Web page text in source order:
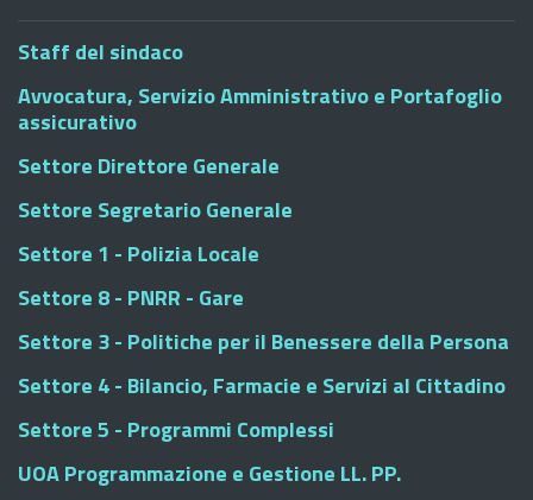
Staff del sindaco
Avvocatura, Servizio Amministrativo e Portafoglio
assicurativo
Settore Direttore Generale
Settore Segretario Generale
Settore 1 - Polizia Locale
Settore 8 - PNRR - Gare
Settore 3 - Politiche per il Benessere della Persona
Settore 4 - Bilancio, Farmacie e Servizi al Cittadino
Settore 5 - Programmi Complessi
UOA Programmazione e Gestione LL. PP.